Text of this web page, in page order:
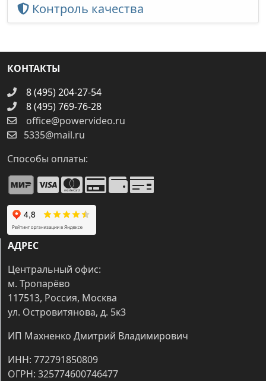
Контроль качества
КОНТАКТЫ
8 (495) 204-27-54
8 (495) 769-76-28
office@powervideo.ru
5335@mail.ru
Способы оплаты:
АДРЕС
Центральный офис:
м. Тропарёво
117513, Россия, Москва
ул. Островитянова, д. 5к3
ИП Махненко Дмитрий Владимирович
ИНН: 772791850809
ОГРН: 325774600746477